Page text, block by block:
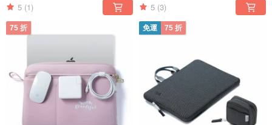
5 (1) 5 (3)
75 折 免運 75 折